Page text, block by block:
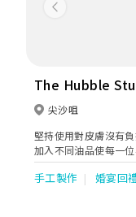
Previous
The Hubble
尖沙咀
堅持使用對皮膚沒有負擔的大
加入不同油品使每一位
理念全由店主一手一
的行業，並帶每一位去
手工製作 婚宴回